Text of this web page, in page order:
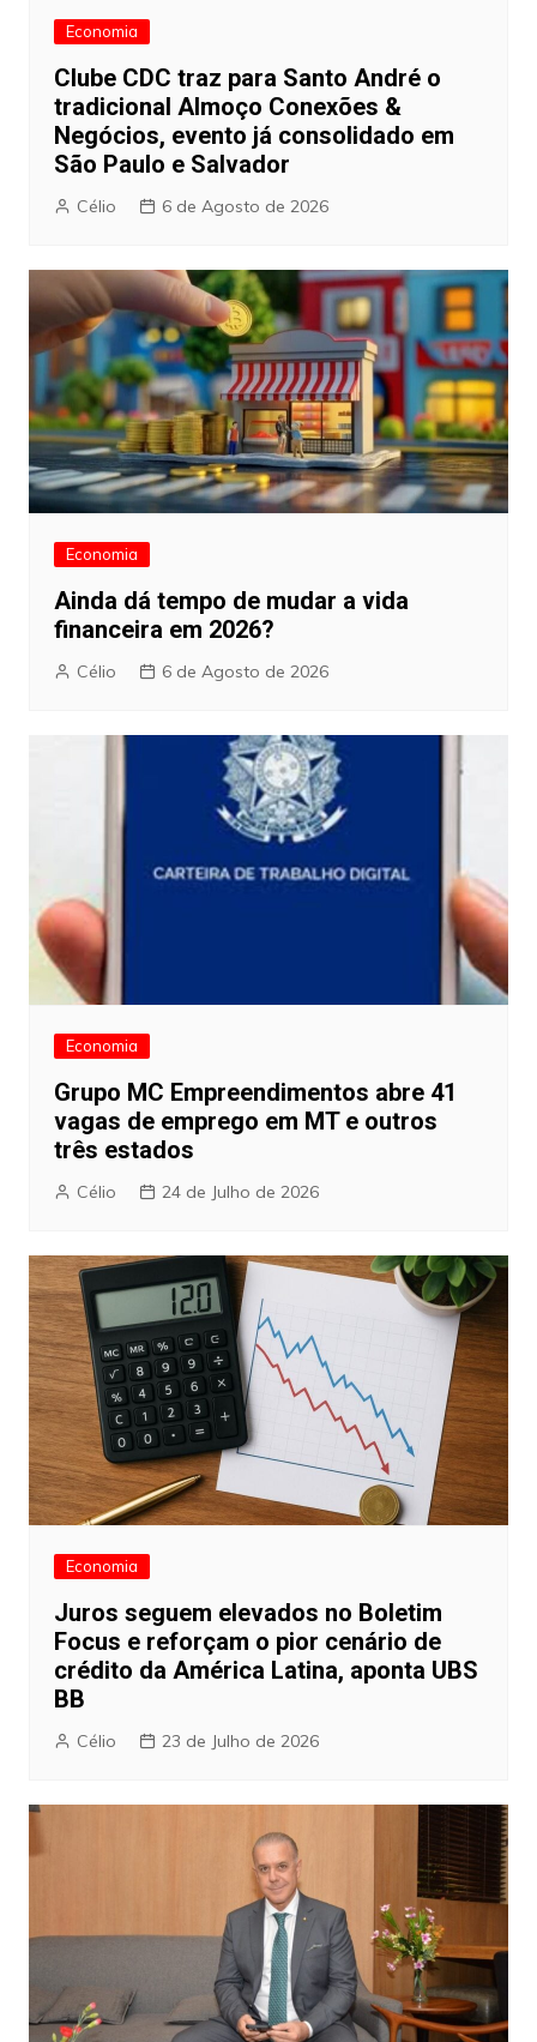
Economia
Clube CDC traz para Santo André o
tradicional Almoço Conexões &
Negócios, evento já consolidado em
São Paulo e Salvador
Célio 6 de Agosto de 2026
Economia
Ainda dá tempo de mudar a vida
financeira em 2026?
Célio 6 de Agosto de 2026
Economia
Grupo MC Empreendimentos abre 41
vagas de emprego em MT e outros
três estados
Célio 24 de Julho de 2026
Economia
Juros seguem elevados no Boletim
Focus e reforçam o pior cenário de
crédito da América Latina, aponta UBS
BB
Célio 23 de Julho de 2026